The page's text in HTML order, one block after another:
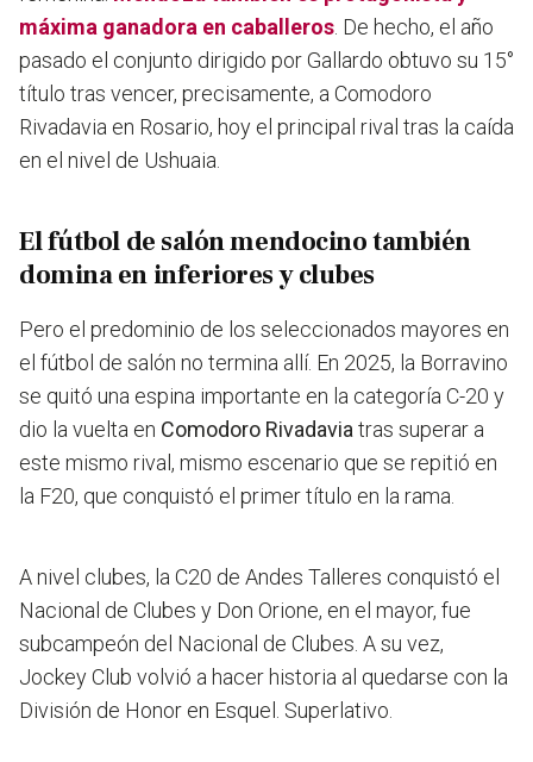
máxima ganadora en caballeros . De hecho, el año
pasado el conjunto dirigido por Gallardo obtuvo su 15°
título tras vencer, precisamente, a Comodoro
Rivadavia en Rosario, hoy el principal rival tras la caída
en el nivel de Ushuaia.
El fútbol de salón mendocino también
domina en inferiores y clubes
Pero el predominio de los seleccionados mayores en
el fútbol de salón no termina allí. En 2025, la Borravino
se quitó una espina importante en la categoría C-20 y
dio la vuelta en Comodoro Rivadavia tras superar a
este mismo rival, mismo escenario que se repitió en
la F20, que conquistó el primer título en la rama.
A nivel clubes, la C20 de Andes Talleres conquistó el
Nacional de Clubes y Don Orione, en el mayor, fue
subcampeón del Nacional de Clubes. A su vez,
Jockey Club volvió a hacer historia al quedarse con la
División de Honor en Esquel. Superlativo.